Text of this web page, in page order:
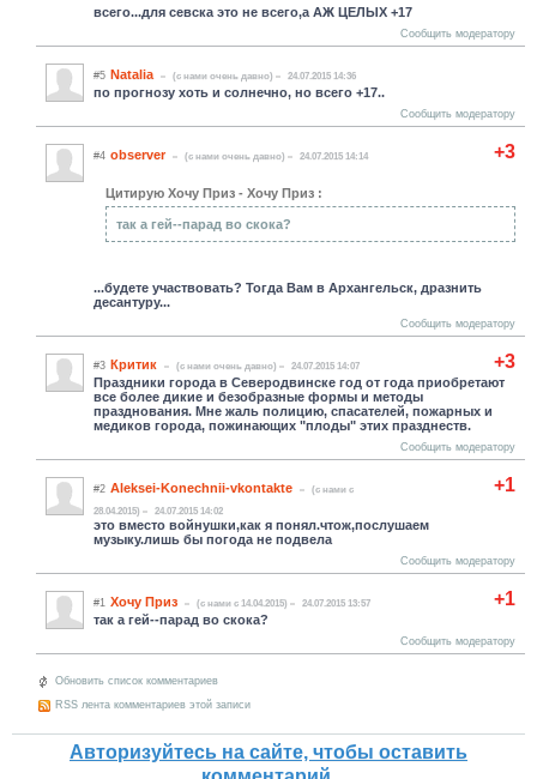
всего...для севска это не всего,а АЖ ЦЕЛЫХ +17
Сообщить модератору
#5 Natalia (c нами очень давно) 24.07.2015 14:36
по прогнозу хоть и солнечно, но всего +17..
Сообщить модератору
+3
#4 observer (c нами очень давно) 24.07.2015 14:14
Цитирую Хочу Приз - Хочу Приз :
так а гей--парад во скока?
...будете участвовать? Тогда Вам в Архангельск, дразнить
десантуру...
Сообщить модератору
+3
#3 Критик (c нами очень давно) 24.07.2015 14:07
Праздники города в Северодвинске год от года приобретают
все более дикие и безобразные формы и методы
празднования. Мне жаль полицию, спасателей, пожарных и
медиков города, пожинающих "плоды" этих празднеств.
Сообщить модератору
+1
#2 Aleksei-Konechnii-vkontakte
(c нами с
28.04.2015)
24.07.2015 14:02
это вместо войнушки,как я понял.чтож,послушаем
музыку.лишь бы погода не подвела
Сообщить модератору
+1
#1 Хочу Приз (c нами с 14.04.2015) 24.07.2015 13:57
так а гей--парад во скока?
Сообщить модератору
Обновить список комментариев
RSS лента комментариев этой записи
Авторизуйтесь на сайте, чтобы оставить